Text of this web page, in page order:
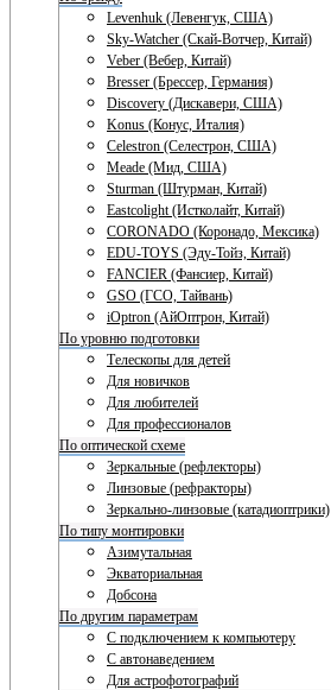
Levenhuk (Левенгук, США)
Sky-Watcher (Скай-Вотчер, Китай)
Veber (Вебер, Китай)
Bresser (Брессер, Германия)
Discovery (Дискавери, США)
Konus (Конус, Италия)
Celestron (Селестрон, США)
Meade (Мид, США)
Sturman (Штурман, Китай)
Eastcolight (Истколайт, Китай)
CORONADO (Коронадо, Мексика)
EDU-TOYS (Эду-Тойз, Китай)
FANCIER (Фансиер, Китай)
GSO (ГСО, Тайвань)
iOptron (АйОптрон, Китай)
По уровню подготовки
Телескопы для детей
Для новичков
Для любителей
Для профессионалов
По оптической схеме
Зеркальные (рефлекторы)
Линзовые (рефракторы)
Зеркально-линзовые (катадиоптрики)
По типу монтировки
Азимутальная
Экваториальная
Добсона
По другим параметрам
С подключением к компьютеру
С автонаведением
Для астрофотографий